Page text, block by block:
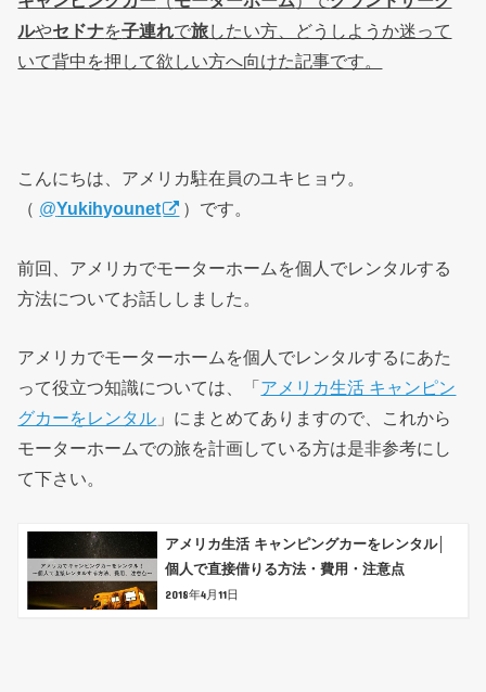
ルやセドナを子連れで旅したい方、どうしようか迷って
いて背中を押して欲しい方へ向けた記事です。
こんにちは、アメリカ駐在員のユキヒョウ。
（ @Yukihyounet ）です。
前回、アメリカでモーターホームを個人でレンタルする
方法についてお話ししました。
アメリカでモーターホームを個人でレンタルするにあた
って役立つ知識については、「アメリカ生活 キャンピン
グカーをレンタル 」にまとめてありますので、これから
モーターホームでの旅を計画している方は是非参考にし
て下さい。
アメリカ生活 キャンピングカーをレンタル│
個人で直接借りる方法・費用・注意点
2018年4月11日